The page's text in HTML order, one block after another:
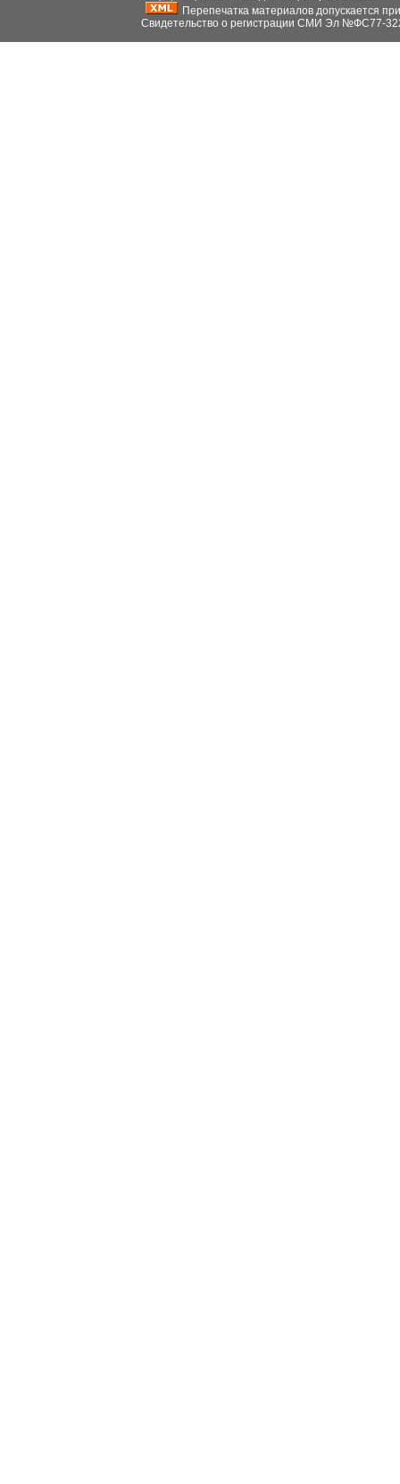
Перепечатка материалов допускается
Свидетельство о регистрации СМИ Эл №ФС77-